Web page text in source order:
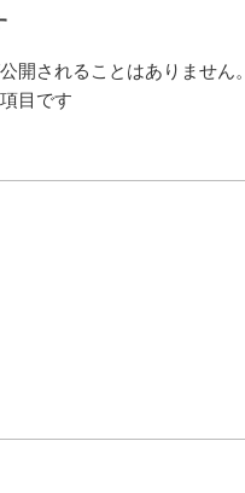
開されることはありません。
目です